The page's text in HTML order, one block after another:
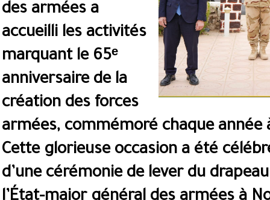
des armées a
accueilli les activités
marquant le 65ᵉ
anniversaire de la
création des forces
armées, commémoré chaque année
Cette glorieuse occasion a été
d’une cérémonie de lever du